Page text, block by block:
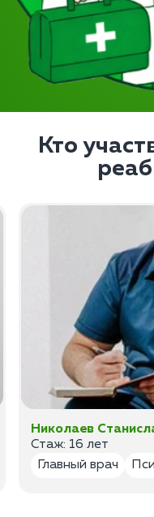
Кто
Николаев
Стаж: 16 лет
Главный врач